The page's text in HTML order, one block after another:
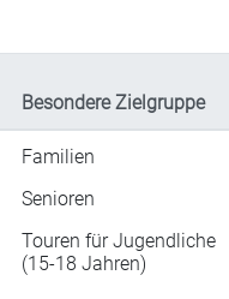
Besondere Zielgruppe
Familien
Senioren
Touren für Jugendliche
(15-18 Jahren)